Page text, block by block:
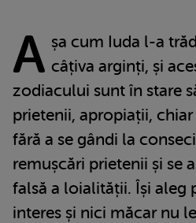
A șa cum Iuda l-a
câțiva arginți, și
zodiacului sunt în stare
prietenii, apropiații,
fără a se gândi la
remușcări prietenii și se
falsă a loialității. Își aleg
interes și nici măcar nu